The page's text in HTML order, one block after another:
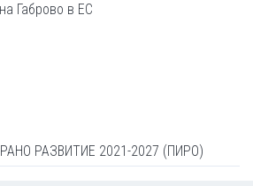
Габрово в ЕС
РАЗВИТИЕ 2021-2027 (ПИРО)